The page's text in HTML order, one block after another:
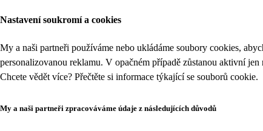
Nastavení soukromí a cookies
My a naši partneři používáme nebo ukládáme soubory cookies,
personalizovanou reklamu. V opačném případě zůstanou aktivní
Chcete vědět více? Přečtěte si informace týkající se souborů cookie.
My a naši partneři zpracováváme údaje z následujících důvodů